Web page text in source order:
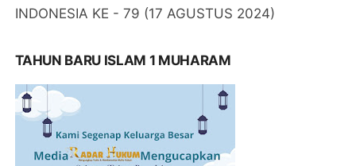
INDONESIA KE - 79 (17 AGUSTUS 2024)
TAHUN BARU ISLAM 1 MUHARAM